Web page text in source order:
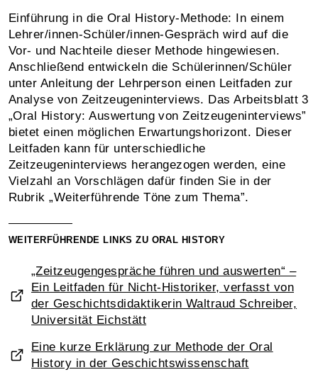
Einführung in die Oral History-Methode: In einem
Lehrer/innen-Schüler/innen-Gespräch wird auf die
Vor- und Nachteile dieser Methode hingewiesen.
Anschließend entwickeln die Schülerinnen/Schüler
unter Anleitung der Lehrperson einen Leitfaden zur
Analyse von Zeitzeugeninterviews. Das Arbeitsblatt 3
„Oral History: Auswertung von Zeitzeugeninterviews”
bietet einen möglichen Erwartungshorizont. Dieser
Leitfaden kann für unterschiedliche
Zeitzeugeninterviews herangezogen werden, eine
Vielzahl an Vorschlägen dafür finden Sie in der
Rubrik „Weiterführende Töne zum Thema”.
WEITERFÜHRENDE LINKS ZU ORAL HISTORY
„Zeitzeugengespräche führen und auswerten“ –
Ein Leitfaden für Nicht-Historiker, verfasst von
der Geschichtsdidaktikerin Waltraud Schreiber,
Universität Eichstätt
Eine kurze Erklärung zur Methode der Oral
History in der Geschichtswissenschaft